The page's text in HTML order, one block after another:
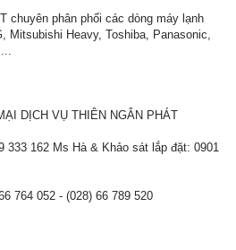
chuyên phân phối các dòng máy lạnh
Mitsubishi Heavy, Toshiba, Panasonic,
DỊCH VỤ THIÊN NGÂN PHÁT
333 162 Ms Hà & Khảo sát lắp đặt: 0901
764 052 - (028) 66 789 520